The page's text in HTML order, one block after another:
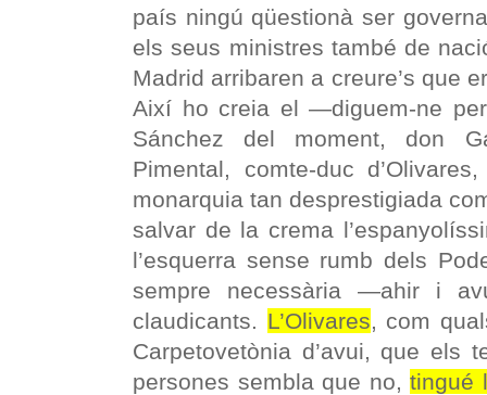
país ningú qüestionà ser
els seus ministres també de
Madrid arribaren a creure’s que
Així ho creia el —diguem-ne
Sánchez del moment, don
Pimental, comte-duc
monarquia tan desprestigiada
salvar de la crema
l’esquerra sense rumb dels
sempre necessària —ahir i
claudicants. L’Olivares, com
Carpetovetònia d’avui, que els
persones sembla que no,tingué